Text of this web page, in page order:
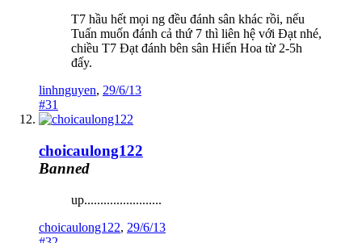
T7 hầu hết mọi ng đều đánh sân khác rồi, nếu
Tuấn muốn đánh cả thứ 7 thì liên hệ với Đạt nhé,
chiều T7 Đạt đánh bên sân Hiển Hoa từ 2-5h
đấy.
linhnguyen, 29/6/13
#31
choicaulong122
Banned
up........................
choicaulong122, 29/6/13